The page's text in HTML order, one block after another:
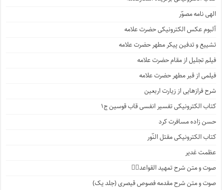
الهی نامه مصوّر
آلبوم عکس الکترونیکی حضرت علامه
تشییع و تدفین پیکر مطهر حضرت علامه
فیلم تجلیل از مقام حضرت علامه
فیلمی از قبر مطهر حضرت علامه
شرح فرازهایی از زیارت اربعین
کتاب الکترونیکی تفسیر انفسی قاب قوسین ج۱
حسن زاده مسافرت کرد
کتاب الکترونیکی مقتل النّور
عظمت غدیر
صوت و متن شرح تمهید القواعد۱️⃣
صوت و متن شرح مقدمه فصوص قیصری (جلد یک)